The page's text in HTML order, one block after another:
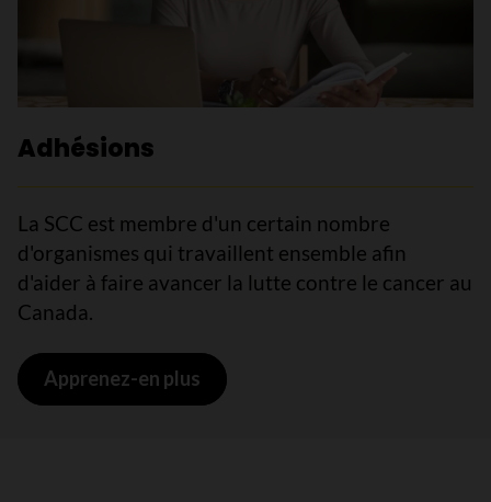
Adhésions
La SCC est membre d'un certain nombre
d'organismes qui travaillent ensemble afin
d'aider à faire avancer la lutte contre le cancer au
Canada.
Apprenez-en plus